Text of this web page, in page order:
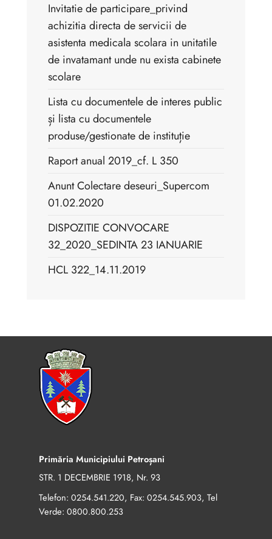
Invitatie de participare_privind
achizitia directa de servicii de
asistenta medicala scolara in unitatile
de invatamant unde nu exista cabinete
scolare
Lista cu documentele de interes public
și lista cu documentele
produse/gestionate de instituție
Raport anual 2019_cf. L 350
Anunt Colectare deseuri_Supercom
01.02.2020
DISPOZITIE CONVOCARE
32_2020_SEDINTA 23 IANUARIE
HCL 322_14.11.2019
Primăria Municipiului Petroșani
STR. 1 DECEMBRIE 1918, Nr. 93
Telefon: 0254.541.220, Fax: 0254.545.903, Tel
Verde: 0800.800.253